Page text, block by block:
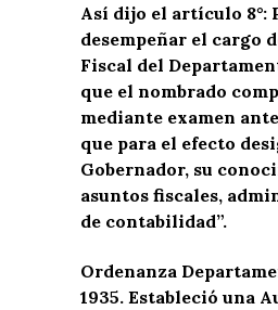
Así dijo el artículo 8°:
desempeñar el cargo
Fiscal del
que el nombrado
mediante examen
que para el efecto
Gobernador, su
asuntos fiscales,
de contabilidad”.
Ordenanza
1935. Estableció una